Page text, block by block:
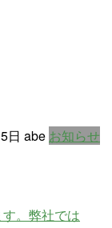
日 abe お知らせ
。弊社では